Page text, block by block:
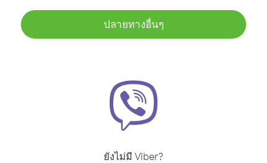
ปลายทางอื่นๆ
ยังไม่มี Viber?